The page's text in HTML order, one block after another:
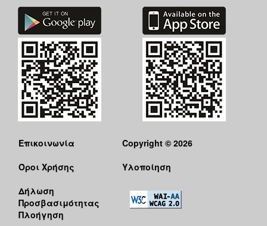
Επικοινωνία
Όροι Χρήσης
Δήλωση
Προσβασιμότητας
Πλοήγηση
Copyright © 2026
Υλοποίηση